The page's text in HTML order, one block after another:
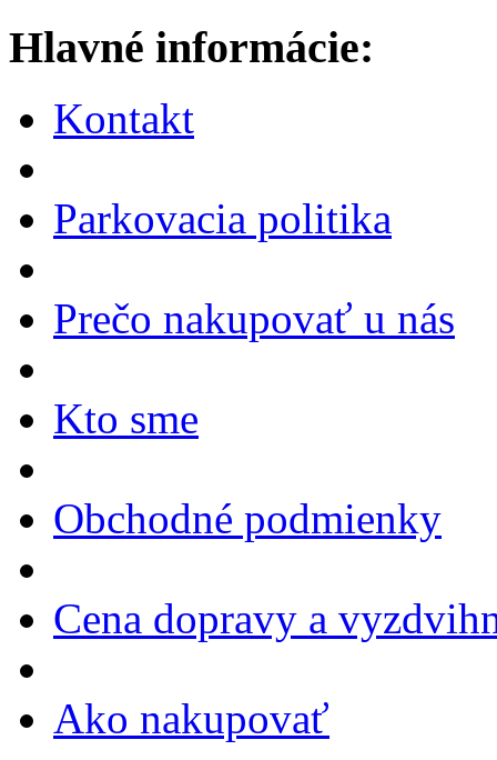
Hlavné informácie:
Kontakt
Parkovacia politika
Prečo nakupovať u nás
Kto sme
Obchodné podmienky
Cena dopravy a
Ako nakupovať